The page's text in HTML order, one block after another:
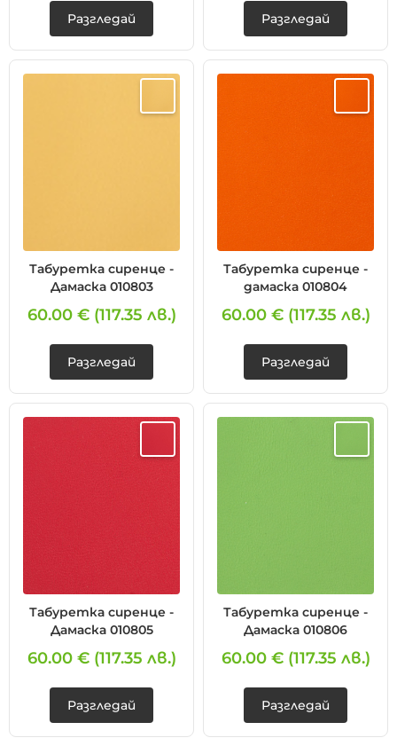
Разгледай Разгледай
Табуретка сиренце -
Дамаска 010803
60.00 € (117.35 лв.)
Разгледай
Табуретка сиренце -
дамаска 010804
60.00 € (117.35 лв.)
Разгледай
Табуретка сиренце -
Дамаска 010805
60.00 € (117.35 лв.)
Разгледай
Табуретка сиренце -
Дамаска 010806
60.00 € (117.35 лв.)
Разгледай